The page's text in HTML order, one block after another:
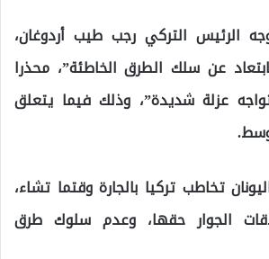
الرئيس التركي رجب طيب أردوغان،
عن سلك الطرق الخاطئة”، محذرا
عزلة شديدة”، وذلك فيما يتعلق
تخاطب تركيا بالجارة وقتما تشاء،
الجوار حقها، وعدم سلوك طرق